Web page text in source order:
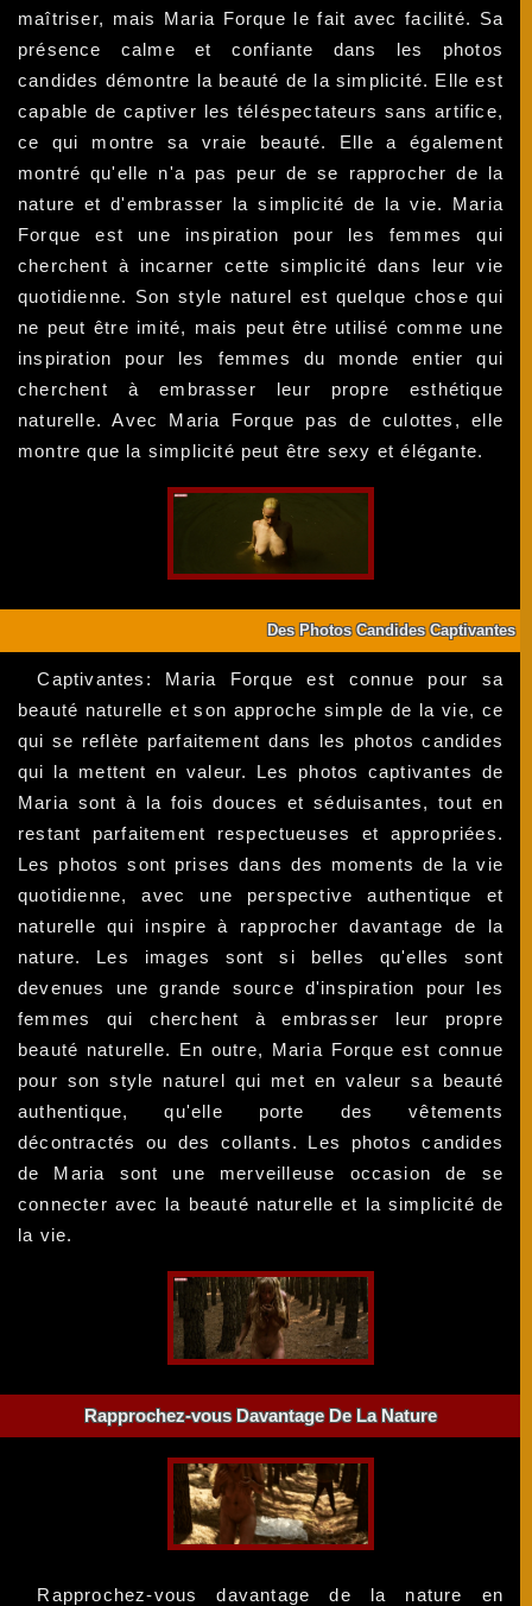
maîtriser, mais Maria Forque le fait avec facilité. Sa
présence calme et confiante dans les photos
candides démontre la beauté de la simplicité. Elle est
capable de captiver les téléspectateurs sans artifice,
ce qui montre sa vraie beauté. Elle a également
montré qu'elle n'a pas peur de se rapprocher de la
nature et d'embrasser la simplicité de la vie. Maria
Forque est une inspiration pour les femmes qui
cherchent à incarner cette simplicité dans leur vie
quotidienne. Son style naturel est quelque chose qui
ne peut être imité, mais peut être utilisé comme une
inspiration pour les femmes du monde entier qui
cherchent à embrasser leur propre esthétique
naturelle. Avec Maria Forque pas de culottes, elle
montre que la simplicité peut être sexy et élégante.
Des Photos Candides Captivantes
Captivantes: Maria Forque est connue pour sa
beauté naturelle et son approche simple de la vie, ce
qui se reflète parfaitement dans les photos candides
qui la mettent en valeur. Les photos captivantes de
Maria sont à la fois douces et séduisantes, tout en
restant parfaitement respectueuses et appropriées.
Les photos sont prises dans des moments de la vie
quotidienne, avec une perspective authentique et
naturelle qui inspire à rapprocher davantage de la
nature. Les images sont si belles qu'elles sont
devenues une grande source d'inspiration pour les
femmes qui cherchent à embrasser leur propre
beauté naturelle. En outre, Maria Forque est connue
pour son style naturel qui met en valeur sa beauté
authentique, qu'elle porte des vêtements
décontractés ou des collants. Les photos candides
de Maria sont une merveilleuse occasion de se
connecter avec la beauté naturelle et la simplicité de
la vie.
Rapprochez-vous Davantage De La Nature
Rapprochez-vous davantage de la nature en